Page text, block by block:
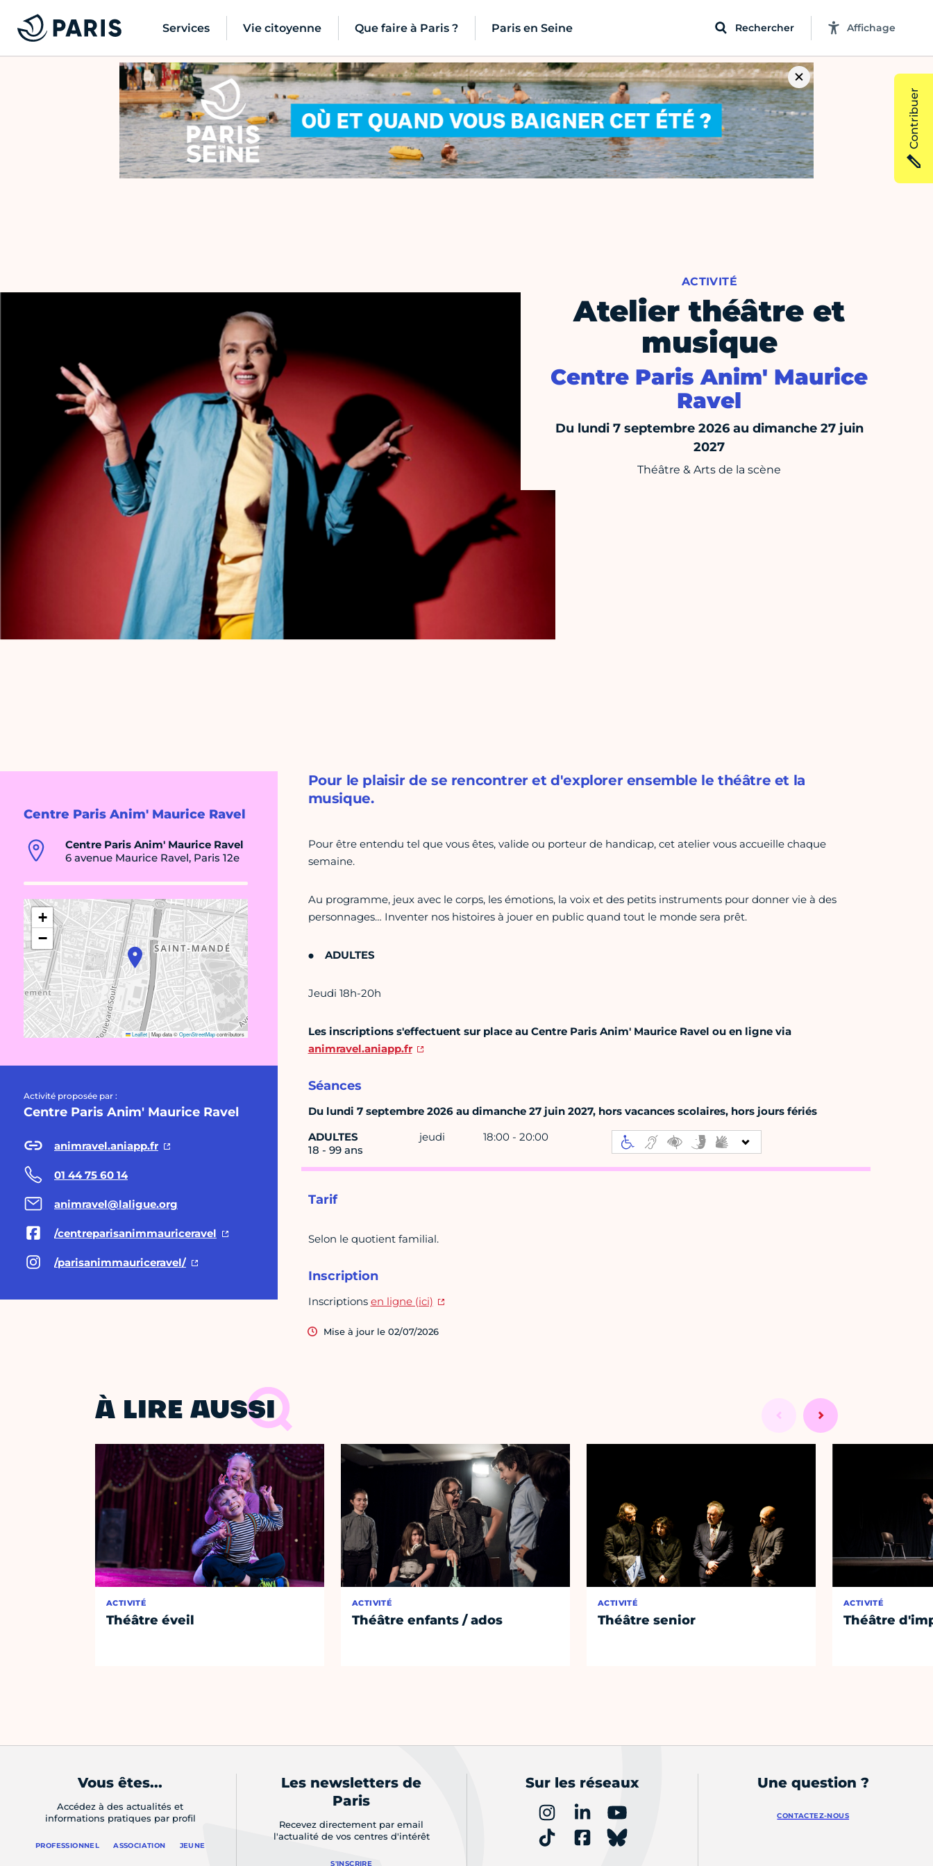
Services Vie citoyenne Que faire à Paris ? Paris en Seine Rechercher Affichage
ACTIVITÉ
Atelier théâtre et
musique
Centre Paris Anim' Maurice
Ravel
Du lundi 7 septembre 2026 au dimanche 27 juin
2027
Théâtre & Arts de la scène
Centre Paris Anim' Maurice Ravel
Centre Paris Anim' Maurice Ravel
6 avenue Maurice Ravel, Paris 12e
+
−
Leaflet|Map data ©OpenStreetMapcontributors
Activité proposée par :
Centre Paris Anim' Maurice Ravel
animravel.aniapp.fr
01 44 75 60 14
animravel@laligue.org
/centreparisanimmauriceravel
/parisanimmauriceravel/
Pour le plaisir de se rencontrer et d'explorer ensemble le théâtre et la
musique.
Pour être entendu tel que vous êtes, valide ou porteur de handicap, cet atelier vous accueille chaque
semaine.
Au programme, jeux avec le corps, les émotions, la voix et des petits instruments pour donner vie à des
personnages… Inventer nos histoires à jouer en public quand tout le monde sera prêt.
ADULTES
Jeudi 18h-20h
Les inscriptions s'effectuent sur place au Centre Paris Anim' Maurice Ravel ou en ligne via
animravel.aniapp.fr
Séances
Du lundi 7 septembre 2026 au dimanche 27 juin 2027, hors vacances scolaires, hors jours fériés
ADULTES
18 - 99 ans
jeudi 18:00 - 20:00
Tarif
Selon le quotient familial.
Inscription
Inscriptions en ligne (ici)
Mise à jour le 02/07/2026
À LIRE AUSSI
ACTIVITÉ
Théâtre éveil
ACTIVITÉ
Théâtre enfants / ados
ACTIVITÉ
Théâtre senior
ACTIVITÉ
Théâtre
Contribuer
Vous êtes...
Accédez à des actualités et
informations pratiques par profil
PROFESSIONNEL ASSOCIATION JEUNE
Les newsletters de
Paris
Recevez directement par email
l'actualité de vos centres d'intérêt
S'INSCRIRE
Sur les réseaux Une question ?
CONTACTEZ-NOUS